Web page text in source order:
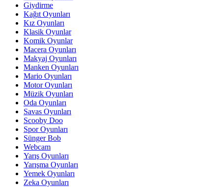
Giydirme
Kağıt Oyunları
Kız Oyunları
Klasik Oyunlar
Komik Oyunlar
Macera Oyunları
Makyaj Oyunları
Manken Oyunları
Mario Oyunları
Motor Oyunları
Müzik Oyunları
Oda Oyunları
Savas Oyunları
Scooby Doo
Spor Oyunları
Sünger Bob
Webcam
Yarış Oyunları
Yarışma Oyunları
Yemek Oyunları
Zeka Oyunları